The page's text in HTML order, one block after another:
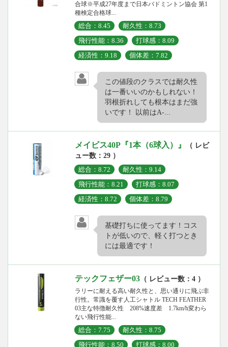
合球※平成27年度まで日本バドミントン協会 第1
種検定合格球...
総合：8.45
耐久性：8.73
飛行性能：8.36
打球感：8.09
経済性：9.18
個体差：7.82
この値段のクラスでは耐久性
は一番いいのかもしれない！
羽根折れしても根本はまだ強
いです！ 以前はA-...
メイビス40P『1本（6球入）』
（ レビ
ュー数：29 ）
総合：8.72
耐久性：9.14
飛行性能：8.21
打球感：8.07
経済性：8.72
個体差：8.79
基礎打ちに使ってます！コス
トが低いので、軽く打つとき
には最適です！
テックフェザー03 （ レビュー数：4 ）
ラリーに耐える高い耐久性と、思い通りに飛ぶ非
行性。常識を覆す人工シャトル TECH FEATHER
03主な特徴耐久性 208%速度差 1.7km/h変わら
ない飛行性能...
総合：7.75
耐久性：8.75
飛行性能：8.50
打球感：8.00